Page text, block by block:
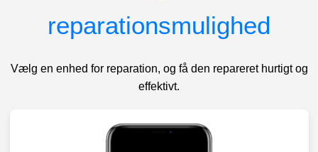
reparationsmulighed
Vælg en enhed for reparation, og få den repareret hurtigt og
effektivt.